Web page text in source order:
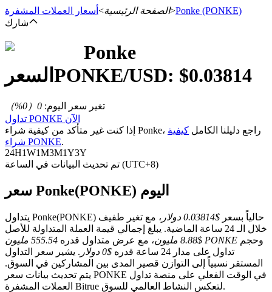
العقود الآجلة USDT
الصفحة الرئيسية> أسعار العملات المشفرة >Ponke (PONKE)
شارك
Ponke
السعر PONKE/USD: $0.03814
تغير سعر اليوم:
0
（
0
%）
تداول PONKE الآن
إذا كنت غير متأكد من كيفية شراء Ponke، راجع دليلنا الكامل كيفية
شراء PONKE.
24H1W1M3M1Y3Y
تم تحديث البيانات في الساعة (UTC+8)
سعر Ponke(PONKE) اليوم
يتداول Ponke(PONKE) حالياً بسعر $0.03814 دولار
، مع تغير طفيف
خلال الـ 24 ساعة الماضية. يبلغ إجمالي قيمة العملة المتداولة للأصل
$8.88 مليون
، مع عرض متداول قدره 555.54 مليون PONKE
تداول على مدار 24 ساعة قدره
$0 دولار
. يشير سعر التداول
المستقر نسبياً إلى التوازن قصير المدى بين المشاركين في السوق.
يتم تحديث بيانات سعر PONKE في الوقت الفعلي على منصة تداول
العملات المشفرة Bitrue لتعكس النشاط العالمي للسوق.